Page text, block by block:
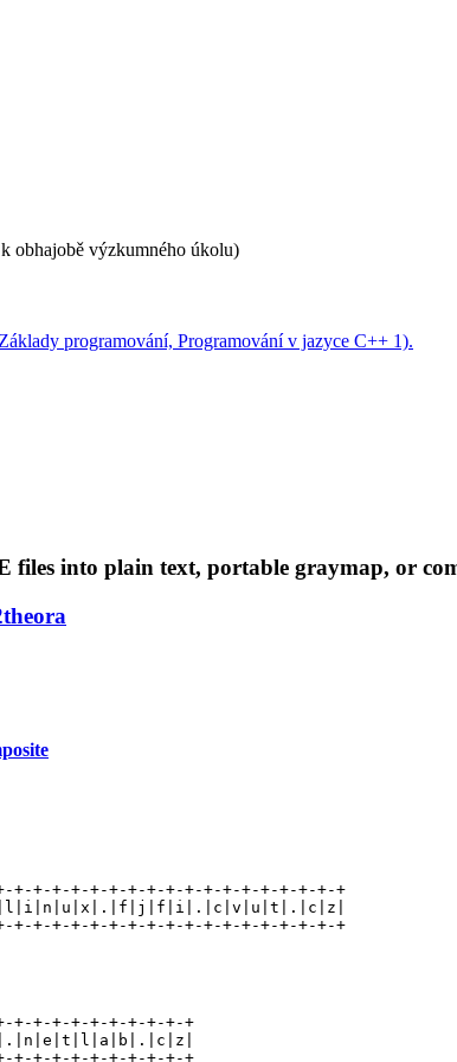
k obhajobě výzkumného úkolu)
programování, Programování v jazyce C++ 1).
files into plain text, portable graymap, or
+-+-+-+-+-+-+-+-+-+-+-+-+-+-+-+-+-+
+-+-+-+-+-+-+-+-+-+-+-+-+-+-+-+-+-+
+-+-+-+-+-+-+-+-+-+
+-+-+-+-+-+-+-+-+-+